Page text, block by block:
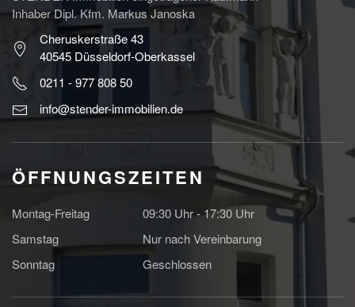
Inhaber Dipl. Kfm. Markus Janoska
Cheruskerstraße 43
40545 Düsseldorf-Oberkassel
0211 - 977 808 50
info@stender-immobilien.de
ÖFFNUNGSZEITEN
Montag-Freitag
09:30 Uhr - 17:30 Uhr
Samstag
Nur nach Vereinbarung
Sonntag
Geschlossen